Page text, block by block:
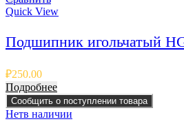
Quick View
Подшипник игольчатый
₽250.00
Подробнее
Сообщить о поступлении товара
Нетв наличии